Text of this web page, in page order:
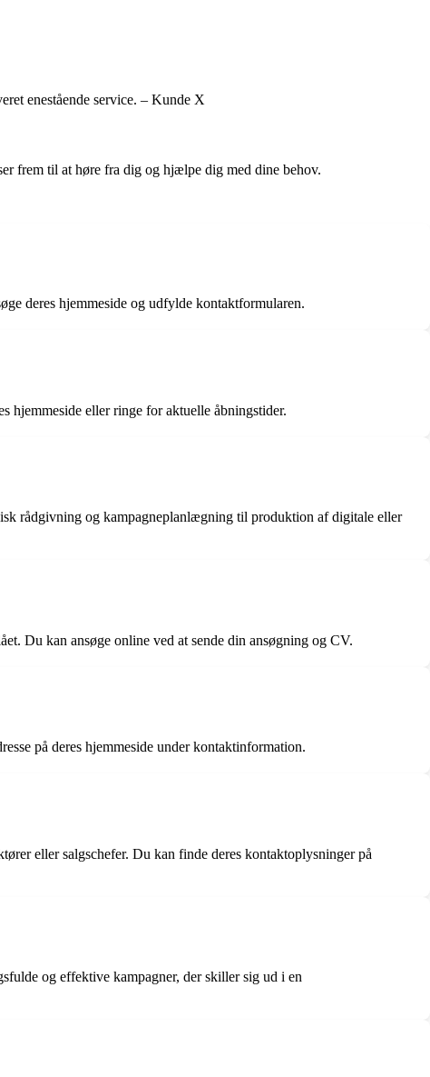
enestående service. – Kunde X
frem til at høre fra dig og hjælpe dig med dine behov.
deres hjemmeside og udfylde kontaktformularen.
hjemmeside eller ringe for aktuelle åbningstider.
rådgivning og kampagneplanlægning til produktion af digitale eller
Du kan ansøge online ved at sende din ansøgning og CV.
på deres hjemmeside under kontaktinformation.
eller salgschefer. Du kan finde deres kontaktoplysninger på
og effektive kampagner, der skiller sig ud i en